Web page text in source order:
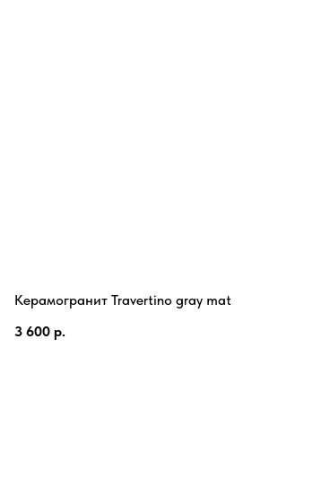
Керамогранит Travertino gray mat
3 600 р.